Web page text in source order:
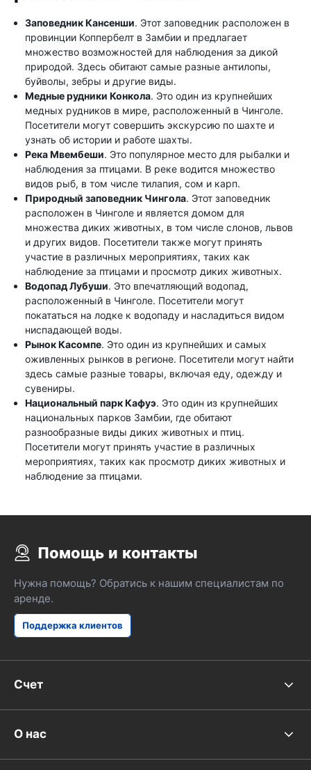
Заповедник Кансенши. Этот заповедник расположен в
провинции Коппербелт в Замбии и предлагает
множество возможностей для наблюдения за дикой
природой. Здесь обитают самые разные антилопы,
буйволы, зебры и другие виды.
Медные рудники Конкола. Это один из крупнейших
медных рудников в мире, расположенный в Чинголе.
Посетители могут совершить экскурсию по шахте и
узнать об истории и работе шахты.
Река Мвембеши. Это популярное место для рыбалки и
наблюдения за птицами. В реке водится множество
видов рыб, в том числе тилапия, сом и карп.
Природный заповедник Чингола. Этот заповедник
расположен в Чинголе и является домом для
множества диких животных, в том числе слонов, львов
и других видов. Посетители также могут принять
участие в различных мероприятиях, таких как
наблюдение за птицами и просмотр диких животных.
Водопад Лубуши. Это впечатляющий водопад,
расположенный в Чинголе. Посетители могут
покататься на лодке к водопаду и насладиться видом
ниспадающей воды.
Рынок Касомпе. Это один из крупнейших и самых
оживленных рынков в регионе. Посетители могут найти
здесь самые разные товары, включая еду, одежду и
сувениры.
Национальный парк Кафуэ. Это один из крупнейших
национальных парков Замбии, где обитают
разнообразные виды диких животных и птиц.
Посетители могут принять участие в различных
мероприятиях, таких как просмотр диких животных и
наблюдение за птицами.
Помощь и контакты
Нужна помощь? Обратись к нашим специалистам по
аренде.
Поддержка клиентов
Счет
О нас